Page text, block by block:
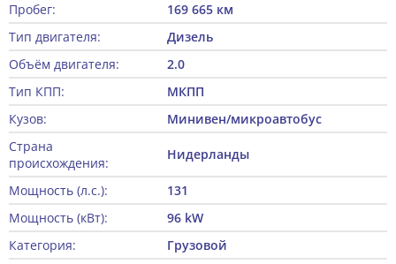
Пробег:
169 665 км
Тип двигателя:
Дизель
Объём двигателя:
2.0
Тип КПП:
МКПП
Кузов:
Минивен/микроавтобус
Страна
происхождения:
Нидерланды
Мощность (л.с.):
131
Мощность (кВт):
96 kW
Категория:
Грузовой